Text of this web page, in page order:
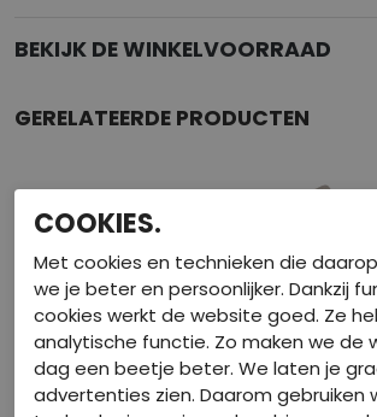
BEKIJK DE WINKELVOORRAAD
GERELATEERDE PRODUCTEN
COOKIES.
Met cookies en technieken die
we je beter en persoonlijker. Dankzij
cookies werkt de website goed. Ze
analytische functie. Zo maken we de
dag een beetje beter. We laten je
advertenties zien. Daarom gebruiken